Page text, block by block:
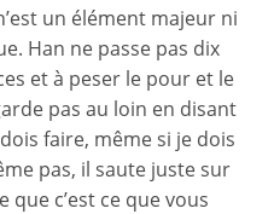
un élément majeur ni
Han ne passe pas dix
et à peser le pour et le
pas au loin en disant
faire, même si je dois
pas, il saute juste sur
c’est ce que vous